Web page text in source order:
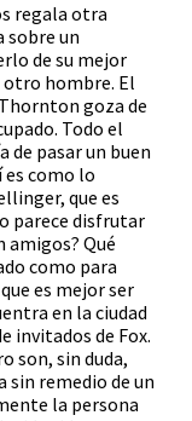
regala otra
sobre un
de su mejor
otro hombre. El
goza de
Todo el
de pasar un buen
como lo
que es
parece disfrutar
amigos? Qué
como para
es mejor ser
en la ciudad
invitados de Fox.
son, sin duda,
sin remedio de un
la persona